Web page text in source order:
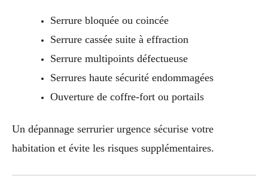
Serrure bloquée ou coincée
Serrure cassée suite à effraction
Serrure multipoints défectueuse
Serrures haute sécurité endommagées
Ouverture de coffre-fort ou portails
Un dépannage serrurier urgence sécurise votre
habitation et évite les risques supplémentaires.